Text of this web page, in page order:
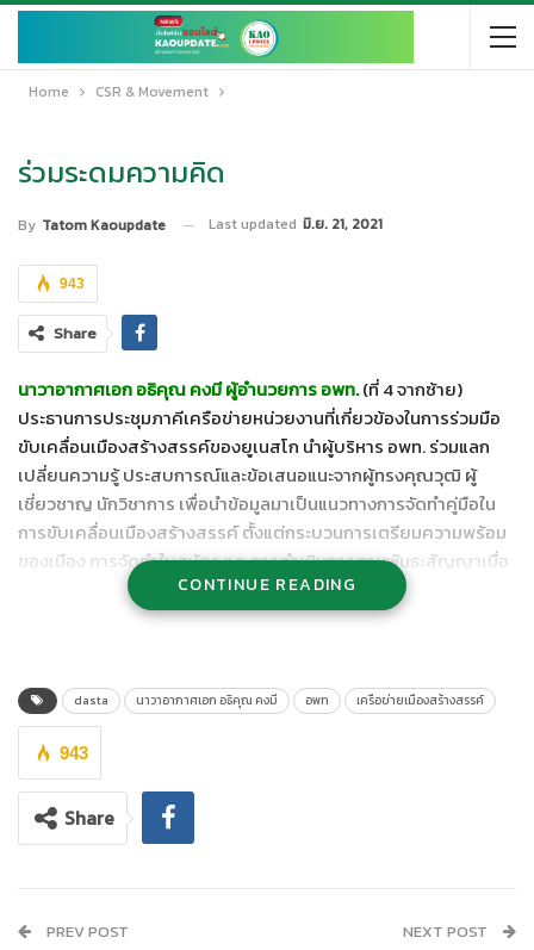
Home CSR & Movement
ร่วมระดมความคิด
By Tatom Kaoupdate Last updated มิ.ย. 21, 2021
943
Share
นาวาอากาศเอก อธิคุณ คงมี ผู้อำนวยการ อพท.(ที่ 4 จากซ้าย)
ประธานการประชุมภาคีเครือข่ายหน่วยงานที่เกี่ยวข้องในการร่วมมือ
ขับเคลื่อนเมืองสร้างสรรค์ของยูเนสโก นำผู้บริหาร อพท. ร่วมแลก
เปลี่ยนความรู้ ประสบการณ์และข้อเสนอแนะจากผู้ทรงคุณวุฒิ ผู้
เชี่ยวชาญ นักวิชาการ เพื่อนำข้อมูลมาเป็นแนวทางการจัดทำคู่มือใน
การขับเคลื่อนเมืองสร้างสรรค์ ตั้งแต่กระบวนการเตรียมความพร้อม
ของเมือง การจัดทำใบสมัคร และการดำเนินการตามพันธะสัญญาเมื่อ
ได้เป็นเครือข่ายเมืองสร้างสรรค์แล้ว ซึ่งจะป็นประโยชน์ต่อเมืองต่างๆ
ที่สนใจได้นำไปใช้เป็นแนวทางนำไปสู่การพัฒนา เมือง ชุมชน ที่ยั่งยืน
CONTINUE READING
dasta นาวาอากาศเอก อธิคุณ คงมี อพท เครือข่ายเมืองสร้างสรรค์
943
Share
PREV POST NEXT POST